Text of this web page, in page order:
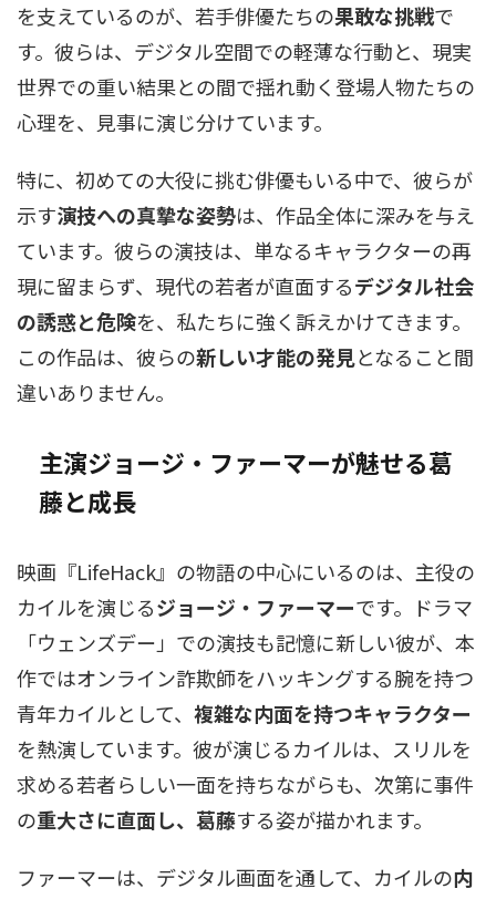
を支えているのが、若手俳優たちの果敢な挑戦で
す。彼らは、デジタル空間での軽薄な行動と、現実
世界での重い結果との間で揺れ動く登場人物たちの
心理を、見事に演じ分けています。
特に、初めての大役に挑む俳優もいる中で、彼らが
示す演技への真摯な姿勢は、作品全体に深みを与え
ています。彼らの演技は、単なるキャラクターの再
現に留まらず、現代の若者が直面するデジタル社会
の誘惑と危険を、私たちに強く訴えかけてきます。
この作品は、彼らの新しい才能の発見となること間
違いありません。
主演ジョージ・ファーマーが魅せる葛
藤と成長
映画『LifeHack』の物語の中心にいるのは、主役の
カイルを演じるジョージ・ファーマーです。ドラマ
「ウェンズデー」での演技も記憶に新しい彼が、本
作ではオンライン詐欺師をハッキングする腕を持つ
青年カイルとして、 複雑な内面を持つキャラクター
を熱演しています。彼が演じるカイルは、スリルを
求める若者らしい一面を持ちながらも、次第に事件
の重大さに直面し、葛藤する姿が描かれます。
ファーマーは、デジタル画面を通して、カイルの内